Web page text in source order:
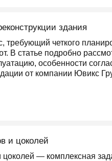
здания
четкого
В статье подробно
особенности
от компании Ювикс
и цоколей
— комплексная